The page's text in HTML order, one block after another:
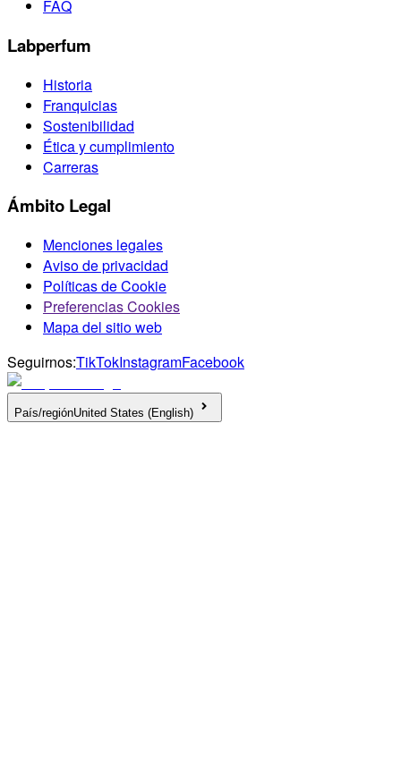
FAQ
Labperfum
Historia
Franquicias
Sostenibilidad
Ética y cumplimiento
Carreras
Ámbito Legal
Menciones legales
Aviso de privacidad
Políticas de Cookie
Preferencias Cookies
Mapa del sitio web
Seguirnos:TikTokInstagramFacebook
País/regiónUnited States (English)